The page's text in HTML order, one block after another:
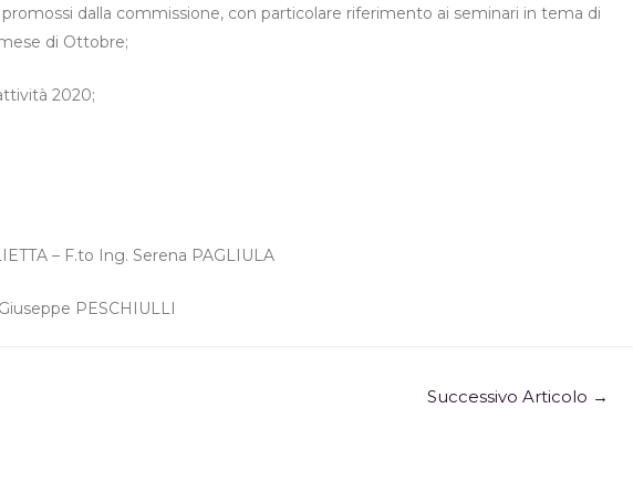
dalla commissione, con particolare riferimento ai seminari in tema di
di Ottobre;
2020;
– F.to Ing. Serena PAGLIULA
PESCHIULLI
Successivo Articolo →